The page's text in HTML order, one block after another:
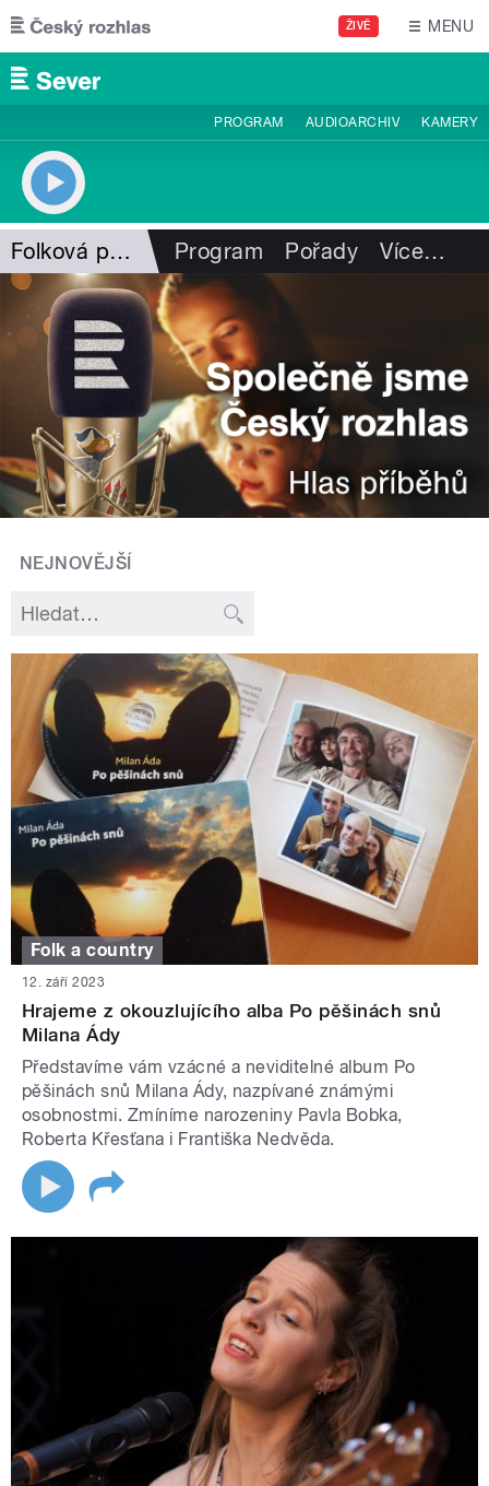
Přejít k hlavnímu obsahu
ŽIVĚ MENU
PROGRAM AUDIOARCHIV KAMERY
Folková pohlazení Program Pořady Více…
NEJNOVĚJŠÍ
Folk a country
12. září 2023
Hrajeme z okouzlujícího alba Po pěšinách snů
Milana Ády
Představíme vám vzácné a neviditelné album Po
pěšinách snů Milana Ády, nazpívané známými
osobnostmi. Zmíníme narozeniny Pavla Bobka,
Roberta Křesťana i Františka Nedvěda.